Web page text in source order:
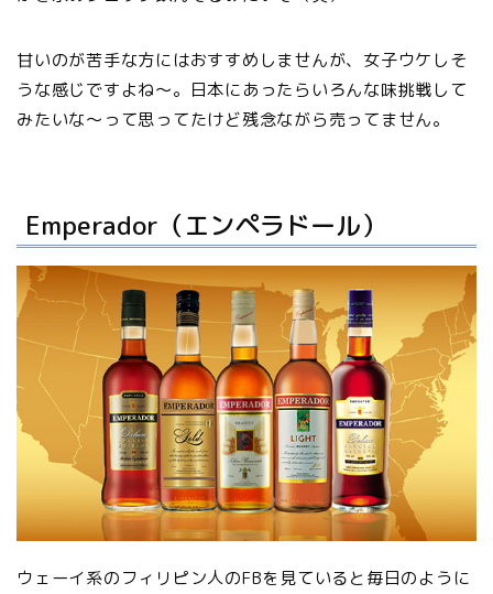
甘いのが苦手な方にはおすすめしませんが、女子ウケしそ
うな感じですよね〜。日本にあったらいろんな味挑戦して
みたいな〜って思ってたけど残念ながら売ってません。
Emperador（エンペラドール）
ウェーイ系のフィリピン人のFBを見ていると毎日のように